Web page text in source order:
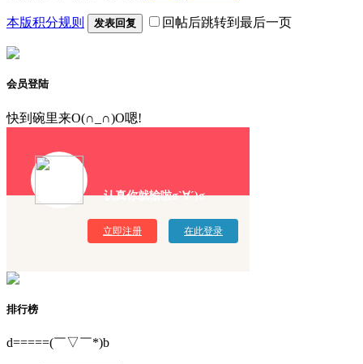
本版积分规则 发表回复 回帖后跳转到最后一页
会员登陆
快到碗里来O(∩_∩)O嗯!
认真你就输啦σ`∀´)σ
立即注册 在此登录
排行榜
d=====(￣▽￣*)b